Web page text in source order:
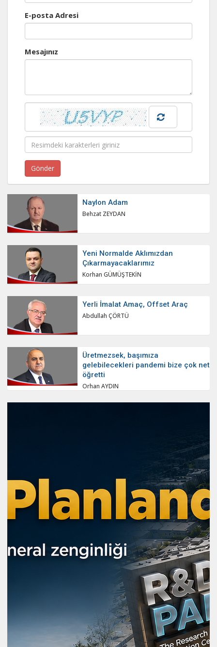
E-posta Adresi
Mesajınız
Naylon Adam
Behzat ZEYDAN
Yeni Normalde Aklımızdan
Çıkarmayacaklarımız
Korhan GÜMÜŞTEKİN
Yerli İmalat Amaç, Offset Araç
Abdullah ÇÖRTÜ
Üretmezsek, başımıza
gelebilecekleri pandemi bize çok net
öğretti
Orhan AYDIN